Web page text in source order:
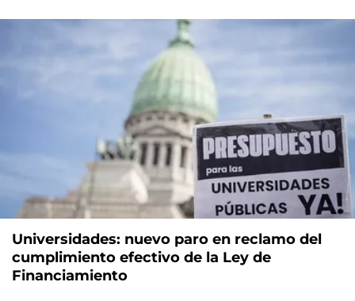
Universidades: nuevo paro en reclamo del
cumplimiento efectivo de la Ley de
Financiamiento